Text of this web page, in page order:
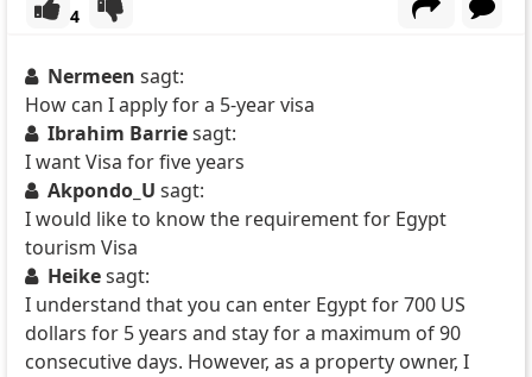
4
Nermeen sagt:
How can I apply for a 5-year visa
Ibrahim Barriesagt:
I want Visa for five years
Akpondo_U sagt:
I would like to know the requirement for Egypt
tourism Visa
Heikesagt:
I understand that you can enter Egypt for 700 US
dollars for 5 years and stay for a maximum of 90
consecutive days. However, as a property owner, I